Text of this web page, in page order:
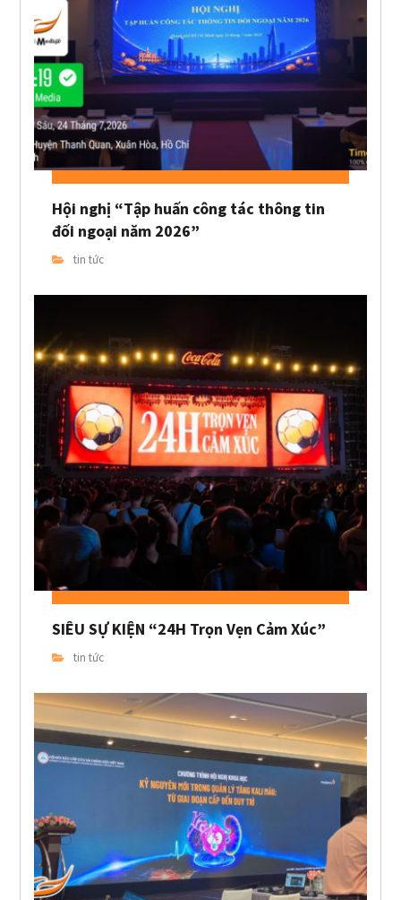
Hội nghị “Tập huấn công tác thông tin
đối ngoại năm 2026”
tin tức
SIÊU SỰ KIỆN “24H Trọn Vẹn Cảm Xúc”
tin tức